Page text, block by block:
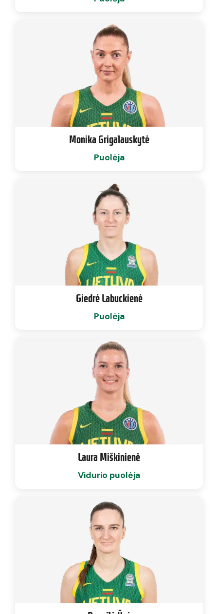
Monika Grigalauskytė
Puolėja
Giedrė Labuckienė
Puolėja
Laura Miškinienė
Vidurio puolėja